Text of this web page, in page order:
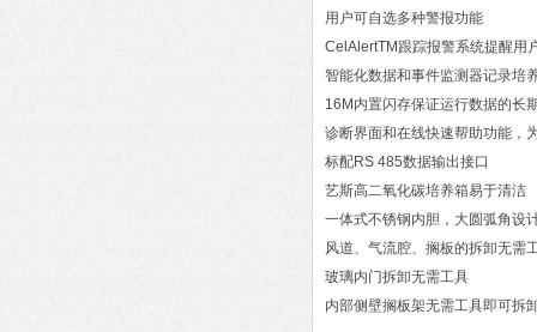
用户可自选多种警报功能
CelAlertTM跟踪报警系统提醒用
智能化数据和事件监测器记录培
16M内置闪存保证运行数据的长
诊断界面和在线快速帮助功能，
标配RS 485数据输出接口
艺斯高二氧化碳培养箱易于清洁
一体式不锈钢内胆，大圆弧角设
风道、气流腔、搁板的拆卸无需
玻璃内门拆卸无需工具
内部侧壁搁板架无需工具即可拆